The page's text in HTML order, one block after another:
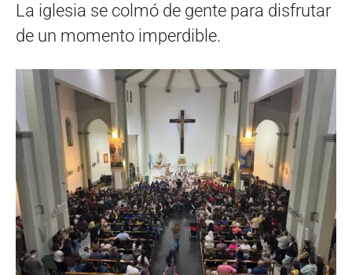
La iglesia se colmó de gente para disfrutar
de un momento imperdible.